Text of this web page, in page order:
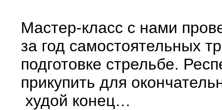
Мастер-класс с нами
за год самостоятельных
подготовке стрельбе.
прикупить для
худой конец…